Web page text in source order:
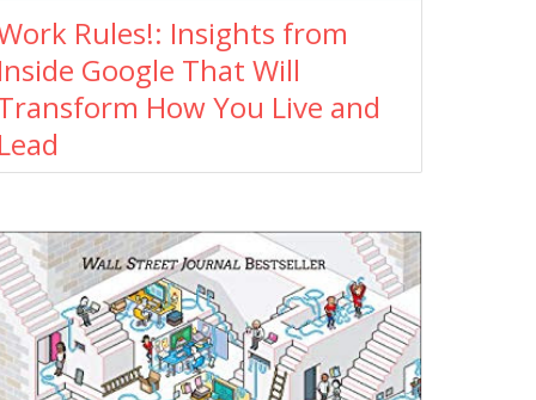
Rules!: Insights from
Google That Will
How You Live and